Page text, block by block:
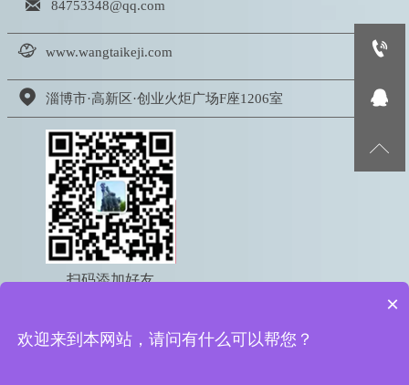
 84753348@qq.com
 www.wangtaikeji.com
 淄博市·高新区·创业火炬广场F座1206室
扫码添加好友



×
欢迎来到本网站，请问有什么可以帮您？